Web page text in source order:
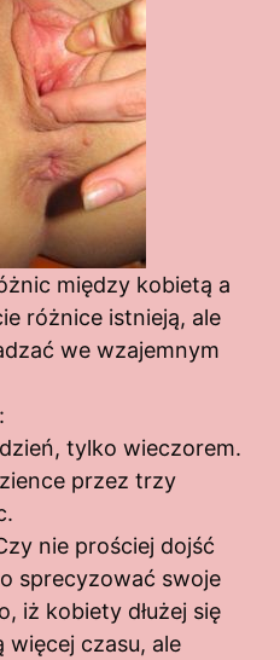
między kobietą a
różnice istnieją, ale
we wzajemnym
tylko wieczorem.
przez trzy
nie prościej dojść
sprecyzować swoje
iż kobiety dłużej się
czasu, ale